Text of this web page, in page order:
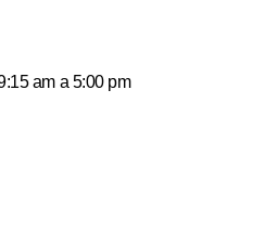
am a 5:00 pm